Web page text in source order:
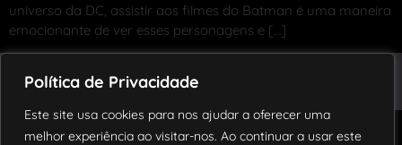
Política de Privacidade
Este site usa cookies para nos ajudar a oferecer uma
melhor experiência ao visitar-nos. Ao continuar a usar este
universo da DC, assistir aos filmes do Batman é uma maneira
emocionante de ver esses personagens e […]
© 2018 – 2024 Todos os direitos reservados.
BlogPolítica de Privacidade